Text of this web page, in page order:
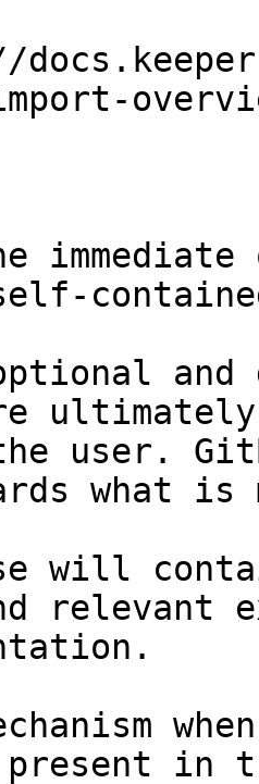
and
user.
what
will
relevant
in